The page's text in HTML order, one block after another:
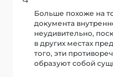
Больше похоже на
документа
неудивительно,
в других местах
того, эти
образуют собой